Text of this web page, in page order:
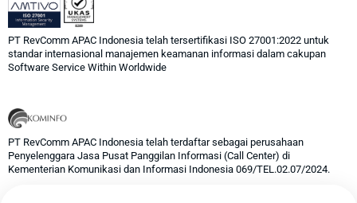
PT RevComm APAC Indonesia telah tersertifikasi ISO 27001:2022 untuk
standar internasional manajemen keamanan informasi dalam cakupan
Software Service Within Worldwide
PT RevComm APAC Indonesia telah terdaftar sebagai perusahaan
Penyelenggara Jasa Pusat Panggilan Informasi (Call Center) di
Kementerian Komunikasi dan Informasi Indonesia 069/TEL.02.07/2024.